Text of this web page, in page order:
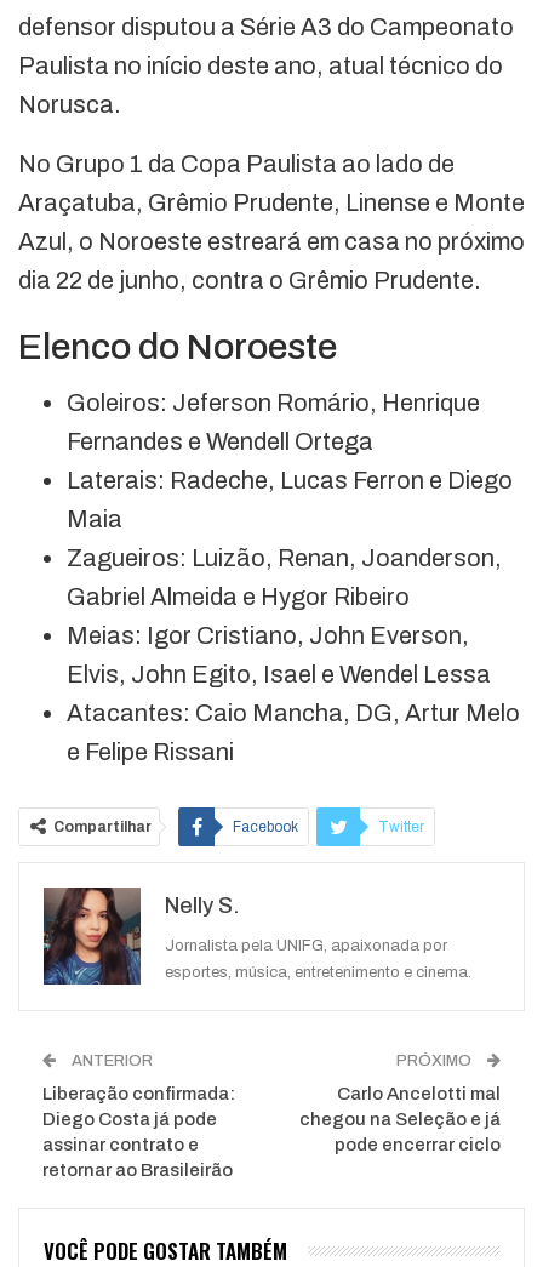
defensor disputou a Série A3 do Campeonato
Paulista no início deste ano, atual técnico do
Norusca.
No Grupo 1 da Copa Paulista ao lado de
Araçatuba, Grêmio Prudente, Linense e Monte
Azul, o Noroeste estreará em casa no próximo
dia 22 de junho, contra o Grêmio Prudente.
Elenco do Noroeste
Goleiros: Jeferson Romário, Henrique
Fernandes e Wendell Ortega
Laterais: Radeche, Lucas Ferron e Diego
Maia
Zagueiros: Luizão, Renan, Joanderson,
Gabriel Almeida e Hygor Ribeiro
Meias: Igor Cristiano, John Everson,
Elvis, John Egito, Isael e Wendel Lessa
Atacantes: Caio Mancha, DG, Artur Melo
e Felipe Rissani
Compartilhar Facebook Twitter
WhatsApp
Nelly S.
Jornalista pela UNIFG, apaixonada por
esportes, música, entretenimento e cinema.
ANTERIOR
Liberação confirmada:
Diego Costa já pode
assinar contrato e
retornar ao Brasileirão
PRÓXIMO
Carlo Ancelotti mal
chegou na Seleção e já
pode encerrar ciclo
VOCÊ PODE GOSTAR TAMBÉM